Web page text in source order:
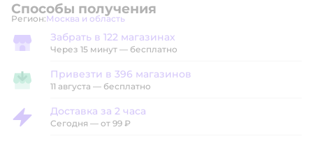
Способы получения
Регион: Выбор адреса доставки.
Москва и область
Забрать в магазине
Забрать в 122 магазинах
Через 15 минут — бесплатно
Привезти в магазин
Привезти в 396 магазинов
11 августа — бесплатно
Доставка за 2 часа
Доставка за 2 часа
Сегодня — от 99 ₽